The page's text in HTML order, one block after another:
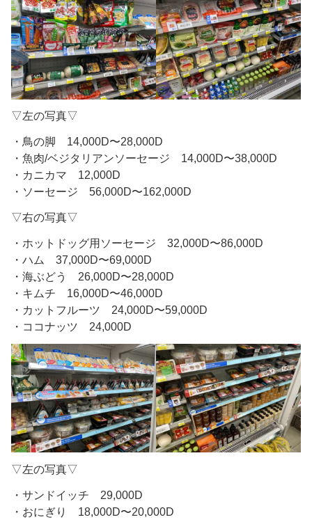
▽左の写真▽
・鳥の脚 14,000D〜28,000D
・魚肉/ベジタリアンソーセージ 14,000D〜38,000D
・カニカマ 12,000D
・ソーセージ 56,000D〜162,000D
▽右の写真▽
・ホットドッグ用ソーセージ 32,000D〜86,000D
・ハム 37,000D〜69,000D
・海ぶどう 26,000D〜28,000D
・キムチ 16,000D〜46,000D
・カットフルーツ 24,000D〜59,000D
・ココナッツ 24,000D
▽左の写真▽
・サンドイッチ 29,000D
・おにぎり 18,000D〜20,000D